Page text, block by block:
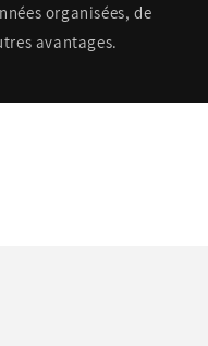
organisées, de
avantages.